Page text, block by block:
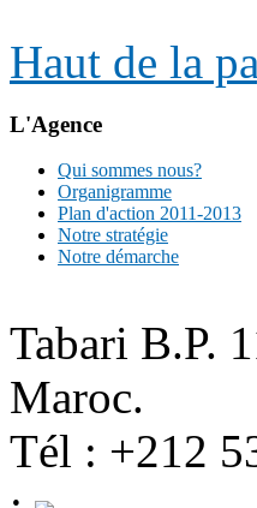
Haut de la
L'Agence
Qui sommes nous?
Organigramme
Plan d'action 2011-2013
Notre stratégie
Notre démarche
Tabari B.P.
Maroc.
Tél : +212